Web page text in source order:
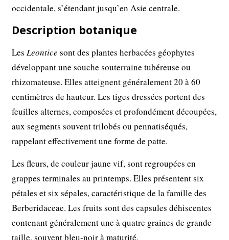
occidentale, s’étendant jusqu’en Asie centrale.
Description botanique
LesLeontice sont des plantes herbacées géophytes
développant une souche souterraine tubéreuse ou
rhizomateuse. Elles atteignent généralement 20 à 60
centimètres de hauteur. Les tiges dressées portent des
feuilles alternes, composées et profondément découpées,
aux segments souvent trilobés ou pennatiséqués,
rappelant effectivement une forme de patte.
Les fleurs, de couleur jaune vif, sont regroupées en
grappes terminales au printemps. Elles présentent six
pétales et six sépales, caractéristique de la famille des
Berberidaceae. Les fruits sont des capsules déhiscentes
contenant généralement une à quatre graines de grande
taille, souvent bleu-noir à maturité.